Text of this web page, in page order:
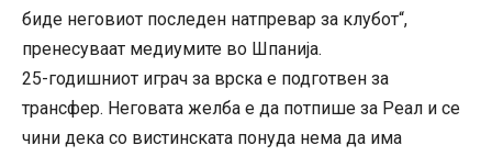
биде неговиот последен натпревар за клубот“,
пренесуваат медиумите во Шпанија.
25-годишниот играч за врска е подготвен за
трансфер. Неговата желба е да потпише за Реал и се
чини дека со вистинската понуда нема да има